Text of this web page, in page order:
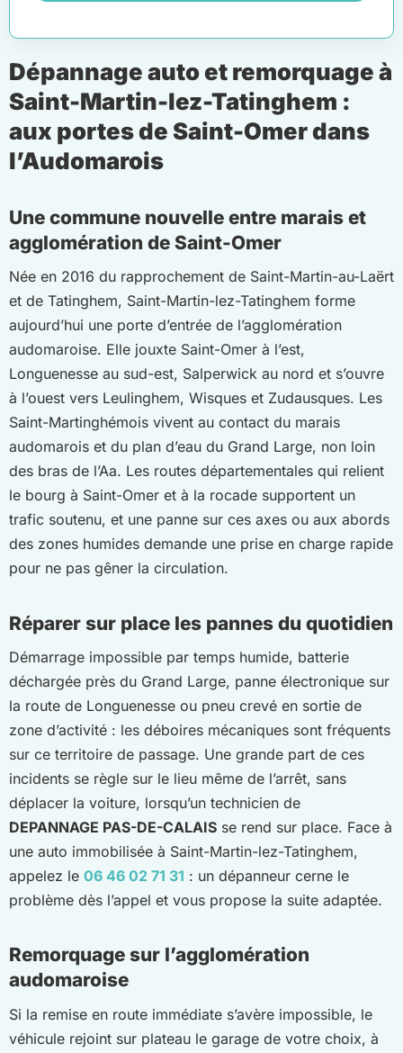
Dépannage auto et remorquage à
Saint-Martin-lez-Tatinghem :
aux portes de Saint-Omer dans
l’Audomarois
Une commune nouvelle entre marais et
agglomération de Saint-Omer
Née en 2016 du rapprochement de Saint-Martin-au-Laërt
et de Tatinghem, Saint-Martin-lez-Tatinghem forme
aujourd’hui une porte d’entrée de l’agglomération
audomaroise. Elle jouxte Saint-Omer à l’est,
Longuenesse au sud-est, Salperwick au nord et s’ouvre
à l’ouest vers Leulinghem, Wisques et Zudausques. Les
Saint-Martinghémois vivent au contact du marais
audomarois et du plan d’eau du Grand Large, non loin
des bras de l’Aa. Les routes départementales qui relient
le bourg à Saint-Omer et à la rocade supportent un
trafic soutenu, et une panne sur ces axes ou aux abords
des zones humides demande une prise en charge rapide
pour ne pas gêner la circulation.
Réparer sur place les pannes du quotidien
Démarrage impossible par temps humide, batterie
déchargée près du Grand Large, panne électronique sur
la route de Longuenesse ou pneu crevé en sortie de
zone d’activité : les déboires mécaniques sont fréquents
sur ce territoire de passage. Une grande part de ces
incidents se règle sur le lieu même de l’arrêt, sans
déplacer la voiture, lorsqu’un technicien de
DEPANNAGE PAS-DE-CALAIS se rend sur place. Face à
une auto immobilisée à Saint-Martin-lez-Tatinghem,
appelez le 06 46 02 71 31 : un dépanneur cerne le
problème dès l’appel et vous propose la suite adaptée.
Remorquage sur l’agglomération
audomaroise
Si la remise en route immédiate s’avère impossible, le
véhicule rejoint sur plateau le garage de votre choix, à